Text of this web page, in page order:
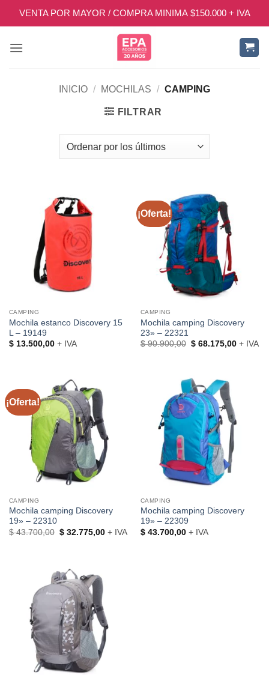
VENTA POR MAYOR / COMPRA MINIMA $150.000 + IVA
INICIO / MOCHILAS / CAMPING
FILTRAR
CAMPING
Mochila estanco Discovery 15
L – 19149
$13.500,00+ IVA
¡Oferta!
CAMPING
Mochila camping Discovery
23» – 22321
$90.900,00 El
$68.175,00El
+ IVA
¡Oferta!
CAMPING
Mochila camping Discovery
19» – 22310
$43.700,00 El
$32.775,00El
+ IVA
CAMPING
Mochila camping Discovery
19» – 22309
$43.700,00+ IVA